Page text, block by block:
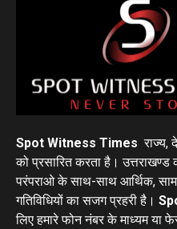
Spot Witness Times राज्य,
को प्रसारित करता है।
परंपराओ के साथ-साथ आर्थिक,
गतिविधियों का सजग प्रहरी है।
लिए हमारे फोन नंबर के माध्यम